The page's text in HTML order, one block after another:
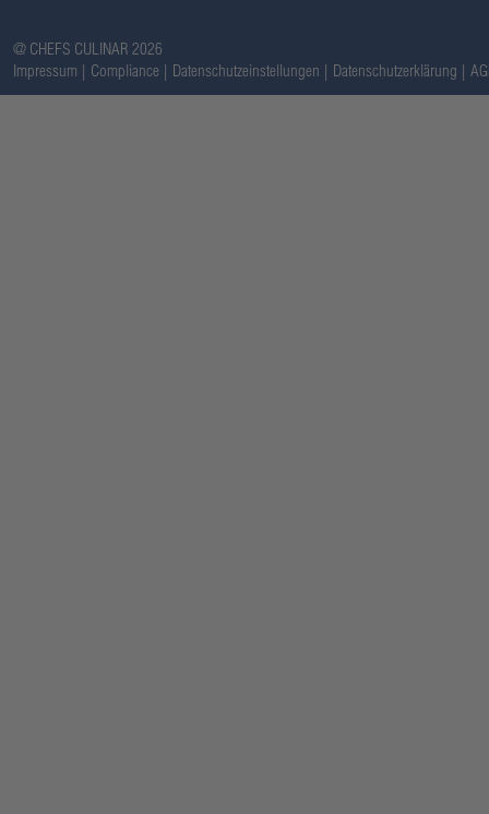
@ CHEFS CULINAR 2026
Impressum
Compliance Datenschutzeinstellungen Datenschutzerklärung